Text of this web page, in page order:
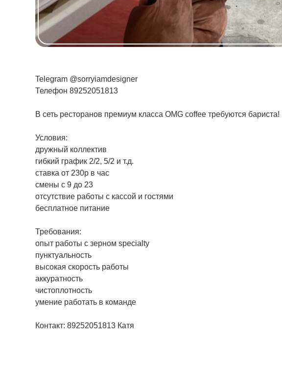
Telegram @sorryiamdesigner
Телефон 89252051813
В сеть ресторанов премиум класса OMG coffee требуются бариста!
Условия:
дружный коллектив
гибкий график 2/2, 5/2 и т.д.
ставка от 230р в час
смены с 9 до 23
отсутствие работы с кассой и гостями
бесплатное питание
Требования:
опыт работы с зерном specialty
пунктуальность
высокая скорость работы
аккуратность
чистоплотность
умение работать в команде
Контакт: 89252051813 Катя